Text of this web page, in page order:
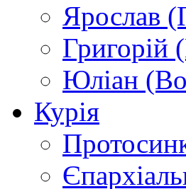
Ярослав
Григорій
Юліан
Курія